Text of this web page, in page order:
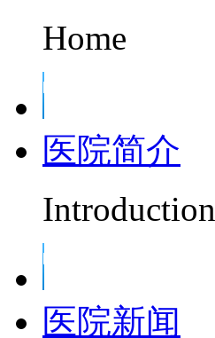
Home
医院简介
Introduction
医院新闻